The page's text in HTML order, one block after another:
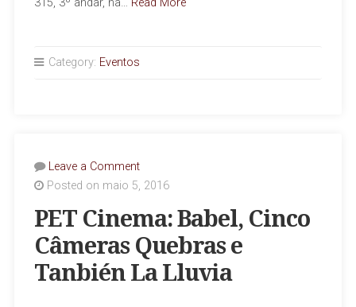
315, 3º andar, na… Read More
Category: Eventos
Leave a Comment
Posted on maio 5, 2016
PET Cinema: Babel, Cinco
Câmeras Quebras e
Tanbién La Lluvia